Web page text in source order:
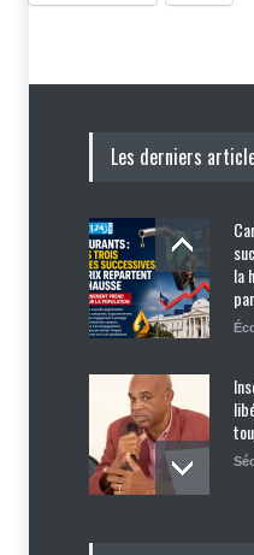
Les derniers
la